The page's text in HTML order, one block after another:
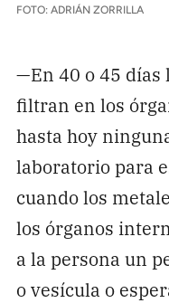
FOTO: ADRIÁN ZORRILLA
—En 40 o 45 días
filtran en los
hasta hoy
laboratorio para
cuando los
los órganos
a la persona un
o vesícula o